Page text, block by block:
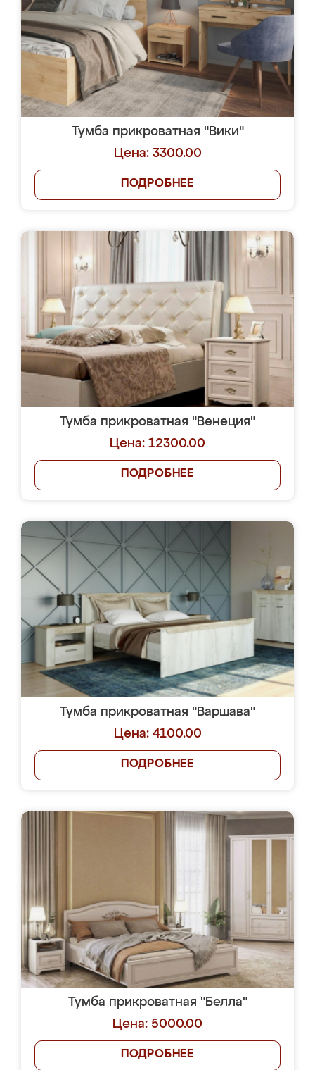
Тумба прикроватная "Вики"
Цена: 3300.00
ПОДРОБНЕЕ
Тумба прикроватная "Венеция"
Цена: 12300.00
ПОДРОБНЕЕ
Тумба прикроватная "Варшава"
Цена: 4100.00
ПОДРОБНЕЕ
Тумба прикроватная "Белла"
Цена: 5000.00
ПОДРОБНЕЕ